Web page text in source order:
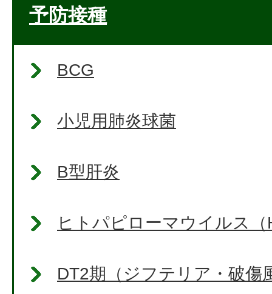
予防接種
BCG
小児用肺炎球菌
B型肝炎
ヒトパピローマウイルス
DT2期（ジフテリア・破傷